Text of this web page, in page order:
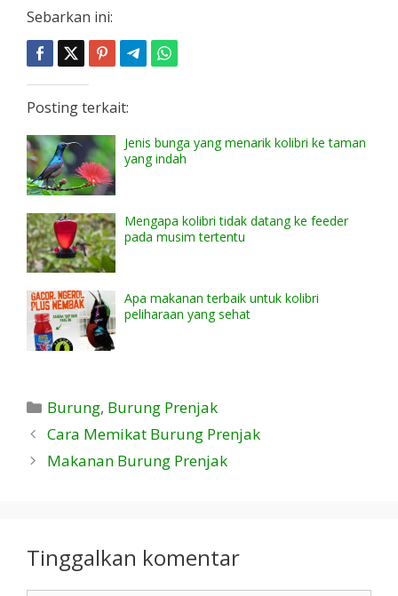
Sebarkan ini:
Posting terkait:
Jenis bunga yang menarik kolibri ke taman
yang indah
Mengapa kolibri tidak datang ke feeder
pada musim tertentu
Apa makanan terbaik untuk kolibri
peliharaan yang sehat
Kategori
Burung, Burung Prenjak
Cara Memikat Burung Prenjak
Makanan Burung Prenjak
Tinggalkan komentar